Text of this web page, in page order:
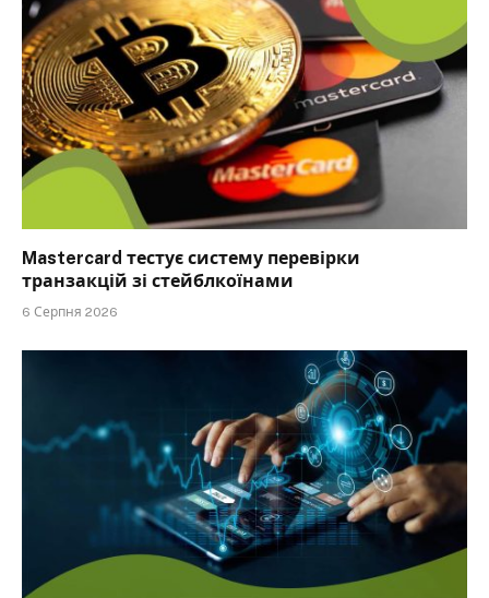
Mastercard тестує систему перевірки
транзакцій зі стейблкоїнами
6 Серпня 2026